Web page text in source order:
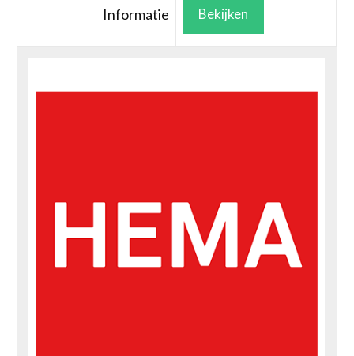
Informatie Bekijken